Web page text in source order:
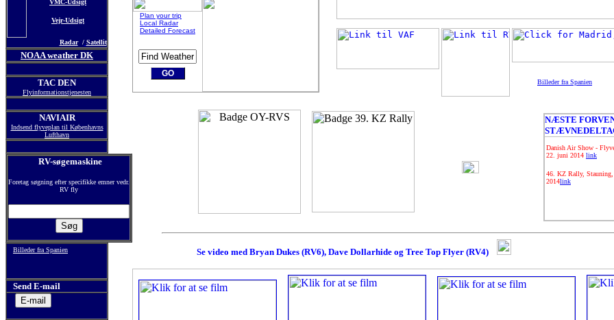
VMC-Udsigt
Vejr-Udsigt
Radar/ Satellit
NOAA weather DK
TAC DEN
Flyinformationstjenesten
NAVIAIR
Indsend flyveplan til Københavns
Lufthavn
RV-søgemaskine
Foretag søgning efter specifikke emner vedr.
RV fly
Billeder fra Spanien
Send E-mail
Plan your trip
Local Radar
Detailed Forecast
Billeder fra Spanien
NÆSTE
Danish Air Show -
46. KZ Rally,
Se video med Bryan Dukes (RV6), Dave Dollarhide og Tree Top Flyer (RV4)